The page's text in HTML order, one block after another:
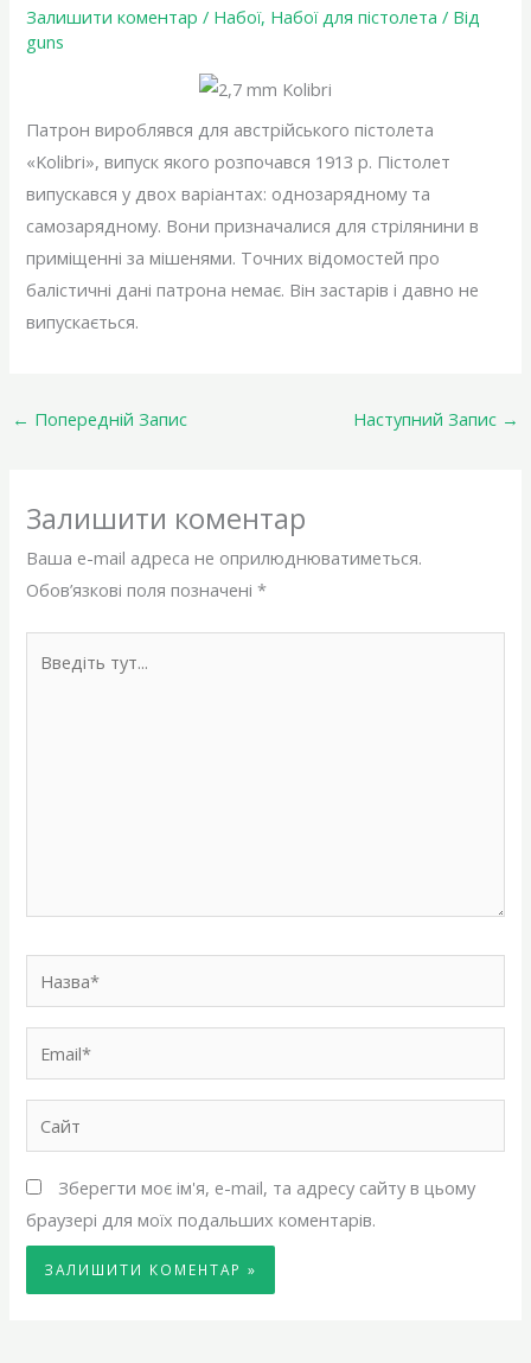
Залишити коментар / Набої, Набої для пістолета / Від
guns
Патрон вироблявся для австрійського пістолета
«Kolibri», випуск якого розпочався 1913 р. Пістолет
випускався у двох варіантах: однозарядному та
самозарядному. Вони призначалися для стрілянини в
приміщенні за мішенями. Точних відомостей про
балістичні дані патрона немає. Він застарів і давно не
випускається.
← Попередній Запис Наступний Запис →
Залишити коментар
Ваша e-mail адреса не оприлюднюватиметься.
Обов’язкові поля позначені*
Сайт
Зберегти моє ім'я, e-mail, та адресу сайту в цьому
браузері для моїх подальших коментарів.